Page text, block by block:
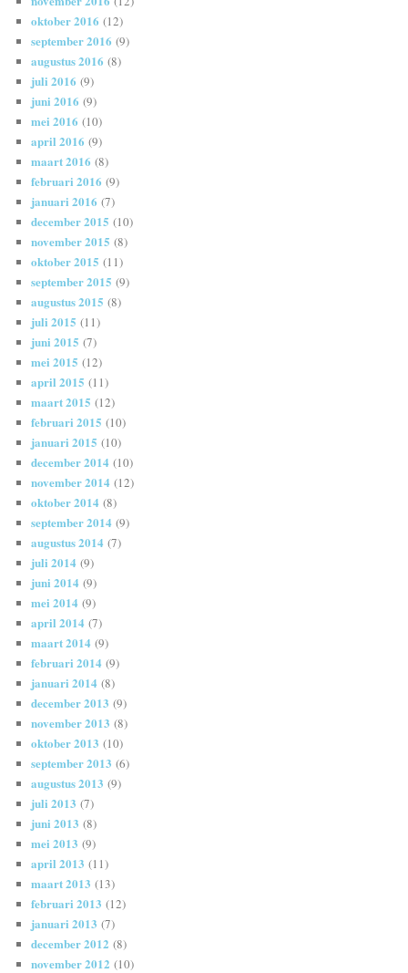
oktober 2016 (12)
september 2016 (9)
augustus 2016 (8)
juli 2016 (9)
juni 2016 (9)
mei 2016 (10)
april 2016 (9)
maart 2016 (8)
februari 2016 (9)
januari 2016 (7)
december 2015 (10)
november 2015 (8)
oktober 2015 (11)
september 2015 (9)
augustus 2015 (8)
juli 2015 (11)
juni 2015 (7)
mei 2015 (12)
april 2015 (11)
maart 2015 (12)
februari 2015 (10)
januari 2015 (10)
december 2014 (10)
november 2014 (12)
oktober 2014 (8)
september 2014 (9)
augustus 2014 (7)
juli 2014 (9)
juni 2014 (9)
mei 2014 (9)
april 2014 (7)
maart 2014 (9)
februari 2014 (9)
januari 2014 (8)
december 2013 (9)
november 2013 (8)
oktober 2013 (10)
september 2013 (6)
augustus 2013 (9)
juli 2013 (7)
juni 2013 (8)
mei 2013 (9)
april 2013 (11)
maart 2013 (13)
februari 2013 (12)
januari 2013 (7)
december 2012 (8)
november 2012 (10)